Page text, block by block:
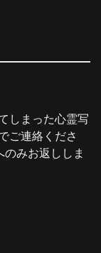
しまった心霊写
ご連絡くださ
みお返ししま